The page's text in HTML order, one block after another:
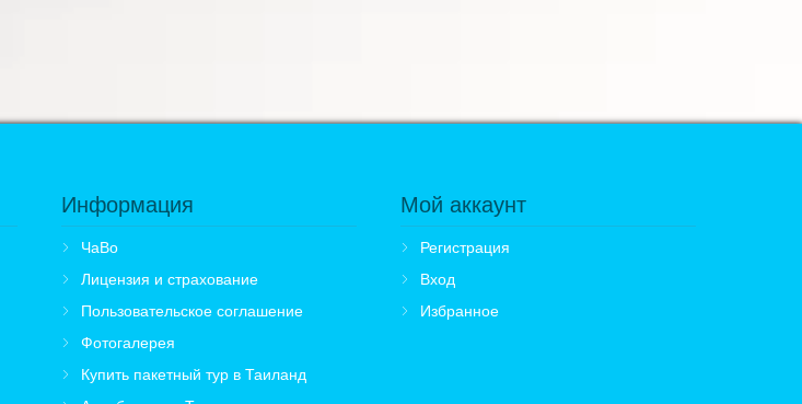
Информация
ЧаВо
Лицензия и страхование
Пользовательское соглашение
Фотогалерея
Купить пакетный тур в Таиланд
Мой аккаунт
Регистрация
Вход
Избранное